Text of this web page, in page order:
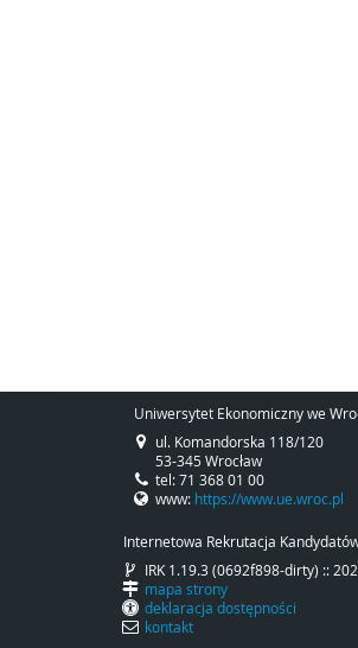
Uniwersytet Ekonomiczny we
ul. Komandorska 118/120
53-345 Wrocław
tel: 71 368 01 00
www: https://www.ue.wroc.pl
Internetowa Rekrutacja
IRK 1.19.3 (0692f898-dirty) ::
mapa strony
deklaracja dostępności
kontakt